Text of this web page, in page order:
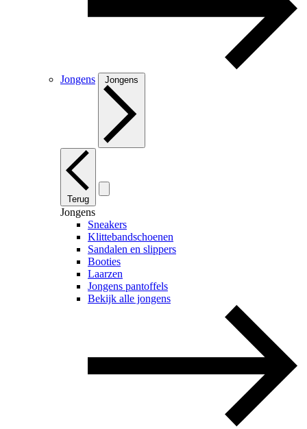
Jongens Jongens
Terug
Jongens
Sneakers
Klittebandschoenen
Sandalen en slippers
Booties
Laarzen
Jongens pantoffels
Bekijk alle jongens